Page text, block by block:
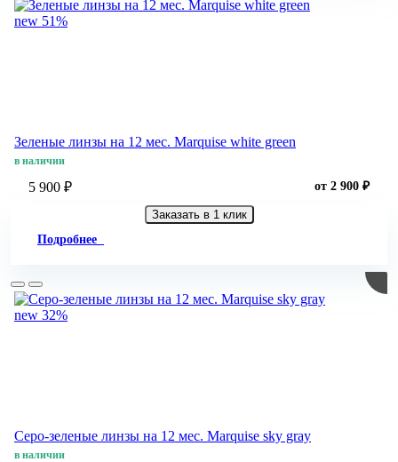
new 51%
Зеленые линзы на 12 мес. Marquise white green
в наличии
5 900 ₽ от 2 900 ₽
Заказать в 1 клик
Подробнее
new 32%
Серо-зеленые линзы на 12 мес. Marquise sky gray
в наличии